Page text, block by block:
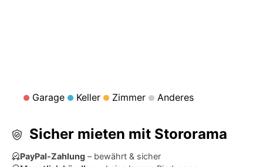
Garage Keller Zimmer Anderes
Sicher mieten mit Stororama
PayPal-Zahlung – bewährt & sicher